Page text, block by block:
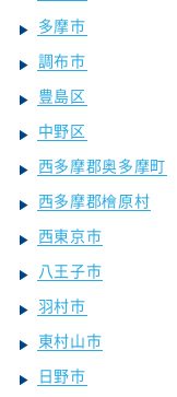
多摩市
調布市
豊島区
中野区
西多摩郡奥多摩町
西多摩郡檜原村
西東京市
八王子市
羽村市
東村山市
日野市